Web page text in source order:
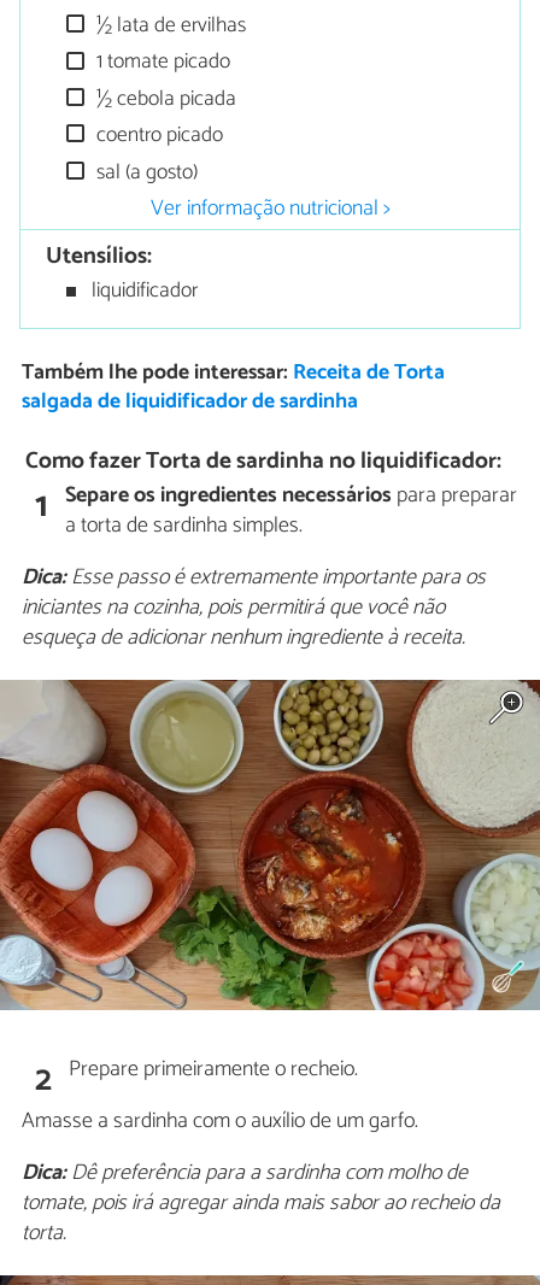
½ lata de ervilhas
1 tomate picado
½ cebola picada
coentro picado
sal (a gosto)
Ver informação nutricional >
Utensílios:
liquidificador
Também lhe pode interessar: Receita de Torta
salgada de liquidificador de sardinha
Como fazer Torta de sardinha no liquidificador:
1 Separe os ingredientes necessários para preparar
a torta de sardinha simples.
Dica:Esse passo é extremamente importante para os
iniciantes na cozinha, pois permitirá que você não
esqueça de adicionar nenhum ingrediente à receita.
2 Prepare primeiramente o recheio.
Amasse a sardinha com o auxílio de um garfo.
Dica:Dê preferência para a sardinha com molho de
tomate, pois irá agregar ainda mais sabor ao recheio da
torta.